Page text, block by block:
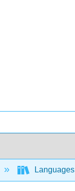
Languages